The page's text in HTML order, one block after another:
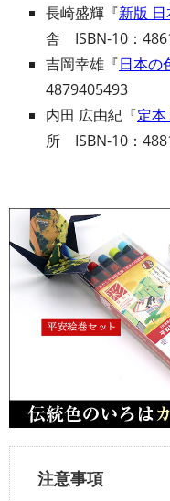
長崎盛輝『新版
舎 ISBN-10：
吉岡幸雄『日本の
4879405493
内田 広由紀『定
所 ISBN-10：
注意事項